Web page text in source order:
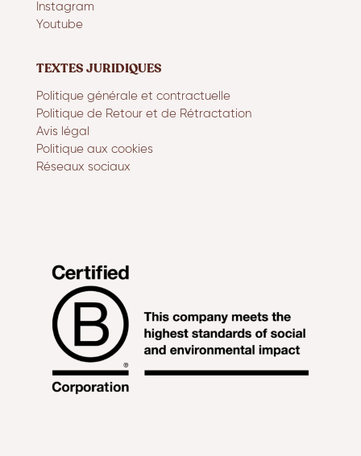
Instagram
Youtube
TEXTES JURIDIQUES
Politique générale et contractuelle
Politique de Retour et de Rétractation
Avis légal
Politique aux cookies
Réseaux sociaux